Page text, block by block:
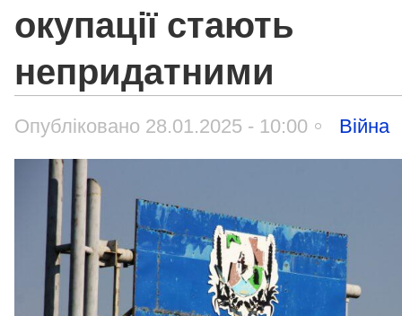
окупації стають
непридатними
Опубліковано 28.01.2025 - 10:00 Війна